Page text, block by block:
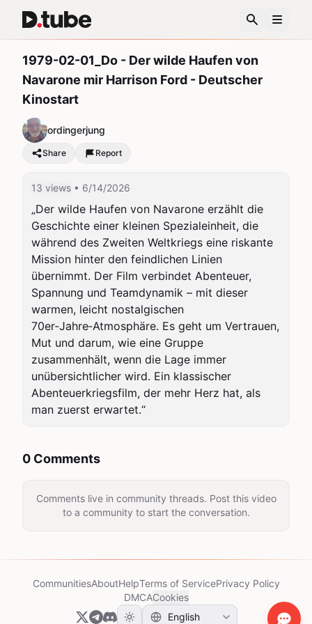
1979-02-01_Do - Der wilde Haufen von
Navarone mir Harrison Ford - Deutscher
Kinostart
ordingerjung
Share Report
13 views • 6/14/2026
„Der wilde Haufen von Navarone erzählt die
Geschichte einer kleinen Spezialeinheit, die
während des Zweiten Weltkriegs eine riskante
Mission hinter den feindlichen Linien
übernimmt. Der Film verbindet Abenteuer,
Spannung und Teamdynamik – mit dieser
warmen, leicht nostalgischen
70er‑Jahre‑Atmosphäre. Es geht um Vertrauen,
Mut und darum, wie eine Gruppe
zusammenhält, wenn die Lage immer
unübersichtlicher wird. Ein klassischer
Abenteuerkriegsfilm, der mehr Herz hat, als
man zuerst erwartet.“
0 Comments
Comments live in community threads. Post this video
to a community to start the conversation.
CommunitiesAboutHelpTerms of ServicePrivacy Policy
DMCACookies